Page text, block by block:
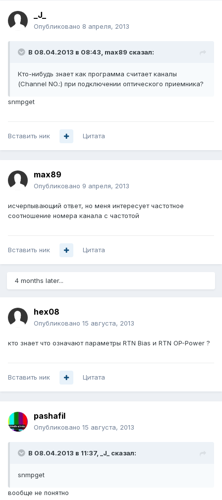
_J_
Опубликовано 8 апреля, 2013
В 08.04.2013 в 08:43, max89 сказал:
Кто-нибудь знает как программа считает каналы
(Channel NO.:) при подключении оптического приемника?
snmpget
Вставить ник Цитата
max89
Опубликовано 9 апреля, 2013
исчерпывающий ответ, но меня интересует частотное
соотношение номера канала с частотой
Вставить ник Цитата
4 months later...
hex08
Опубликовано 15 августа, 2013
кто знает что означают параметры RTN Bias и RTN OP-Power ?
Вставить ник Цитата
pashafil
Опубликовано 15 августа, 2013
В 08.04.2013 в 11:37, _J_ сказал:
snmpget
вообще не понятно